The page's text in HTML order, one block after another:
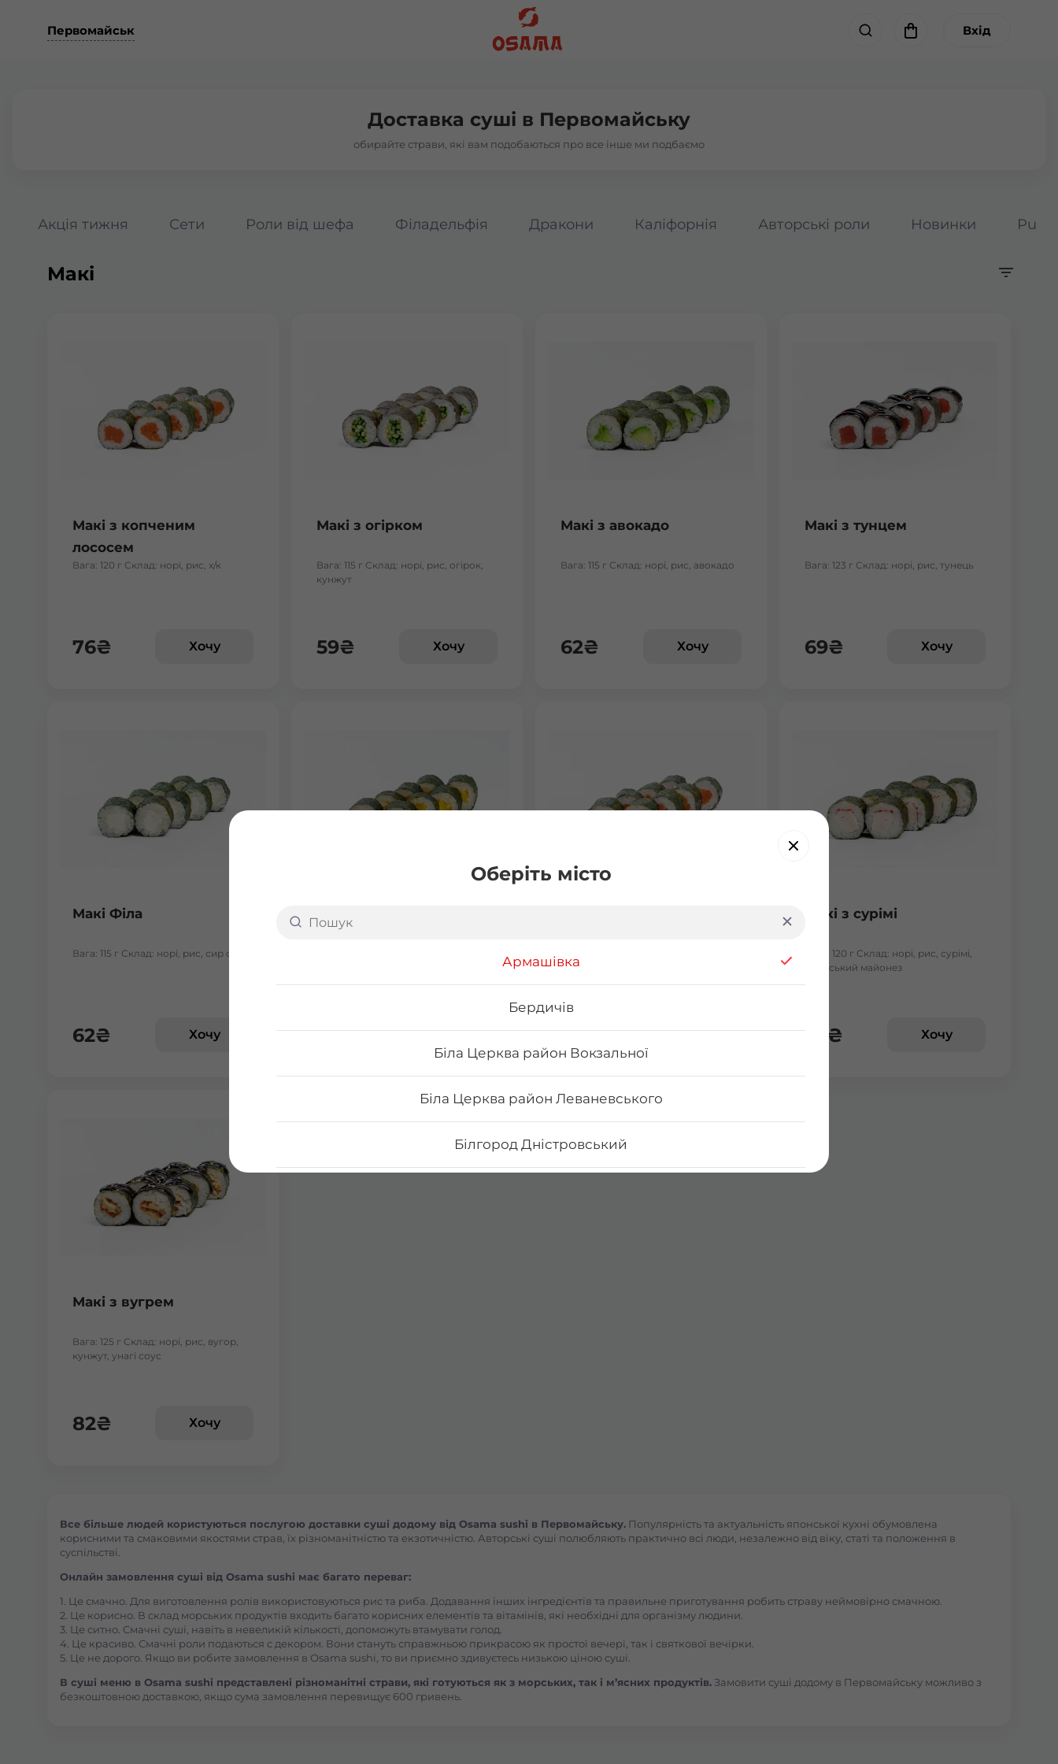
Оберіть місто
Армашівка
Бердичів
Біла Церква район Вокзальної
Біла Церква район Леваневського
Білгород Дністровський
Васильків Центр Соборна
Вишгород
Вишневе
Первомайськ Вхід
Доставка суші в Первомайську
обирайте страви, які вам подобаються про все інше ми подбаємо
Акція тижня Сети Роли від шефа Філадельфія Дракони Каліфорнія Авторські роли Новинки
Макі
Макі з копченим
лососем
Вага: 120 г Склад: норі, рис, х/к
76₴ Хочу
Макі з огірком
Вага: 115 г Склад: норі, рис, огірок,
кунжут
59₴ Хочу
Макі з авокадо
Вага: 115 г Склад: норі, рис, авокадо
62₴ Хочу
Макі з тунцем
Вага: 123 г Склад: норі, рис, тунець
69₴ Хочу
Макі Філа
Вага: 115 г Склад: норі, рис, сир філа
62₴ Хочу
Макі з манго
64₴ Хочу
філе
72₴ Хочу
Макі з сурімі
Вага: 120 г Склад: норі, рис, сурімі,
японський майонез
62 ₴ Хочу
Макі з вугрем
Вага: 125 г Склад: норі, рис, вугор,
кунжут, унагі соус
82₴ Хочу
Все більше людей користуються послугою доставки суші додому від Osama sushi в Первомайську. Популярність та актуальність японської кухні обумовлена
корисними та смаковими якостями страв, їх різноманітністю та екзотичністю. Авторські суші полюбляють практично всі люди, незалежно від віку, статі та положення в
суспільстві.
Онлайн замовлення суші від Osama sushi має багато переваг:
1. Це смачно. Для виготовлення ролів використовуються рис та риба. Додавання інших інгредієнтів та правильне приготування робить страву неймовірно смачною.
2. Це корисно. В склад морських продуктів входить багато корисних елементів та вітамінів, які необхідні для організму людини.
3. Це ситно. Смачні суші, навіть в невеликій кількості, допоможуть втамувати голод.
4. Це красиво. Смачні роли подаються с декором. Вони стануть справжньою прикрасою як простої вечері, так і святкової вечірки.
5. Це не дорого. Якщо ви робите замовлення в Osama sushi, то ви приємно здивуєтесь низькою ціною суші.
В суші меню в Osama sushi представлені різноманітні страви, які готуються як з морських, так і м’ясних продуктів. Замовити суші додому в Первомайську можливо з
безкоштовною доставкою, якщо сума замовлення перевищує 600 гривень.